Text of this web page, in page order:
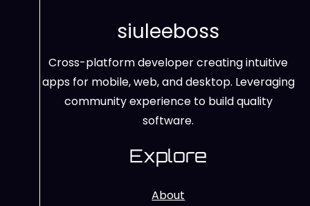
siuleeboss
Cross-platform developer creating intuitive
apps for mobile, web, and desktop. Leveraging
community experience to build quality
software.
Explore
About